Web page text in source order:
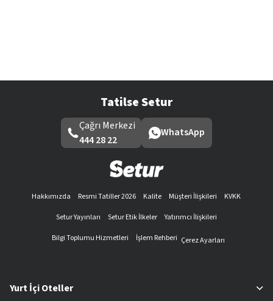
Tatilse Setur
Çağrı Merkezi
444 28 22
WhatsApp
Hakkımızda Resmi Tatiller 2026 Kalite Müşteri İlişkileri
KVKK
Setur Yayınları
Setur Etik İlkeler
Yatırımcı İlişkileri
Bilgi Toplumu Hizmetleri
İşlem Rehberi Çerez Ayarları
Yurt İçi Oteller